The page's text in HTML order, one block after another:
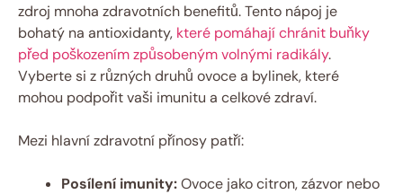
zdroj mnoha zdravotních benefitů. Tento nápoj je
bohatý na antioxidanty, které pomáhají chránit buňky
před poškozením způsobeným volnými radikály.
Vyberte si z různých druhů ovoce a bylinek, které
mohou podpořit vaši imunitu a celkové zdraví.
Mezi hlavní zdravotní přínosy patří:
Posílení imunity:Ovoce jako citron, zázvor nebo